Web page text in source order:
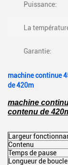
Puissance:
La
Garantie:
machine continue
de 420m
machine
contenu de
Largeur
Contenu
Temps de pause
Longueur de boucle